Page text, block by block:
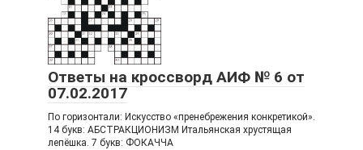
Ответы на кроссворд АИФ № 6 от
07.02.2017
По горизонтали: Искусство «пренебрежения конкретикой».
14 букв: АБСТРАКЦИОНИЗМ Итальянская хрустящая
лепёшка. 7 букв: ФОКАЧЧА